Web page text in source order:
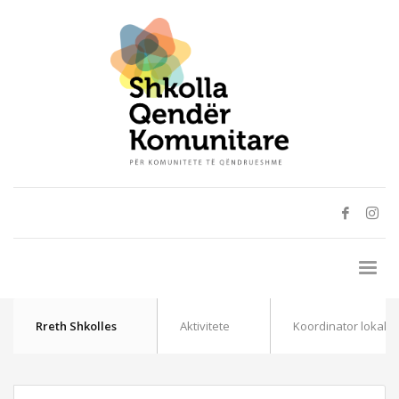
Rreth Shkolles Aktivitete Koordinator lokal